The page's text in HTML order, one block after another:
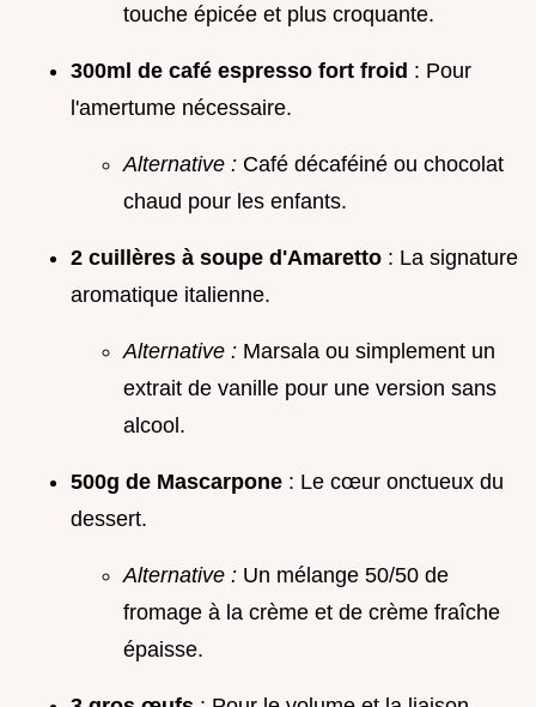
touche épicée et plus croquante.
300ml de café espresso fort froid : Pour
l'amertume nécessaire.
Alternative : Café décaféiné ou chocolat
chaud pour les enfants.
2 cuillères à soupe d'Amaretto : La signature
aromatique italienne.
Alternative : Marsala ou simplement un
extrait de vanille pour une version sans
alcool.
500g de Mascarpone : Le cœur onctueux du
dessert.
Alternative : Un mélange 50/50 de
fromage à la crème et de crème fraîche
épaisse.